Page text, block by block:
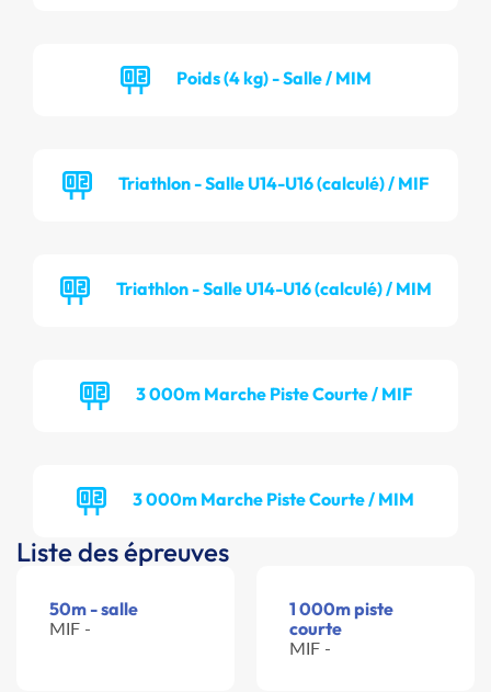
Poids (4 kg) - Salle / MIM
Triathlon - Salle U14-U16 (calculé) / MIF
Triathlon - Salle U14-U16 (calculé) / MIM
3 000m Marche Piste Courte / MIF
3 000m Marche Piste Courte / MIM
Liste des épreuves
50m - salle
MIF -
1 000m piste
courte
MIF -